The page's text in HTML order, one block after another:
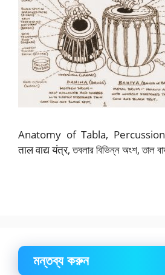
Anatomy of Tabla,
ताल वाद्य यंत्र, তবলার বিভিন্ন অংশ, তাল
মন্তব্য করুন